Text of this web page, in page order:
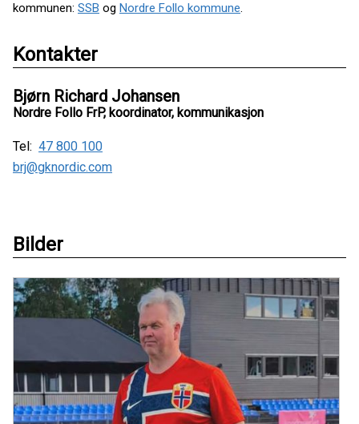
kommunen: SSB og Nordre Follo kommune.
Kontakter
Bjørn Richard Johansen
Nordre Follo FrP, koordinator, kommunikasjon
Tel: 47 800 100
brj@gknordic.com
Bilder